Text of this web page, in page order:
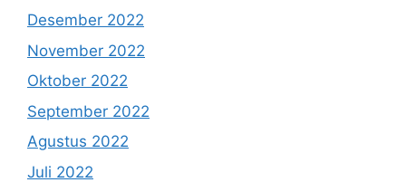
Desember 2022
November 2022
Oktober 2022
September 2022
Agustus 2022
Juli 2022